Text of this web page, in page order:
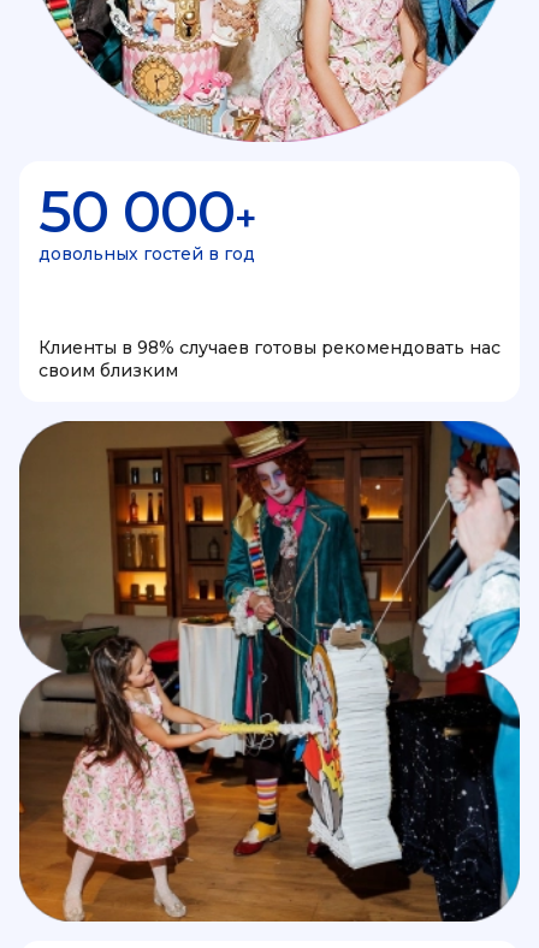
50 000+
довольных гостей в год
Клиенты в 98% случаев готовы рекомендовать нас
своим близким